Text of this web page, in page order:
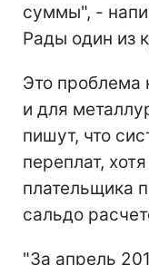
суммы", -
Рады один из
Это проблема
и для
пишут, что
переплат,
плательщика
сальдо
"За апрель